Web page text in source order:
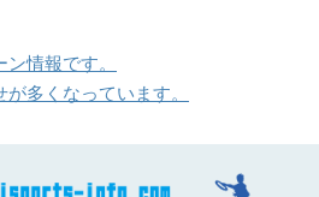
情報です。
多くなっています。